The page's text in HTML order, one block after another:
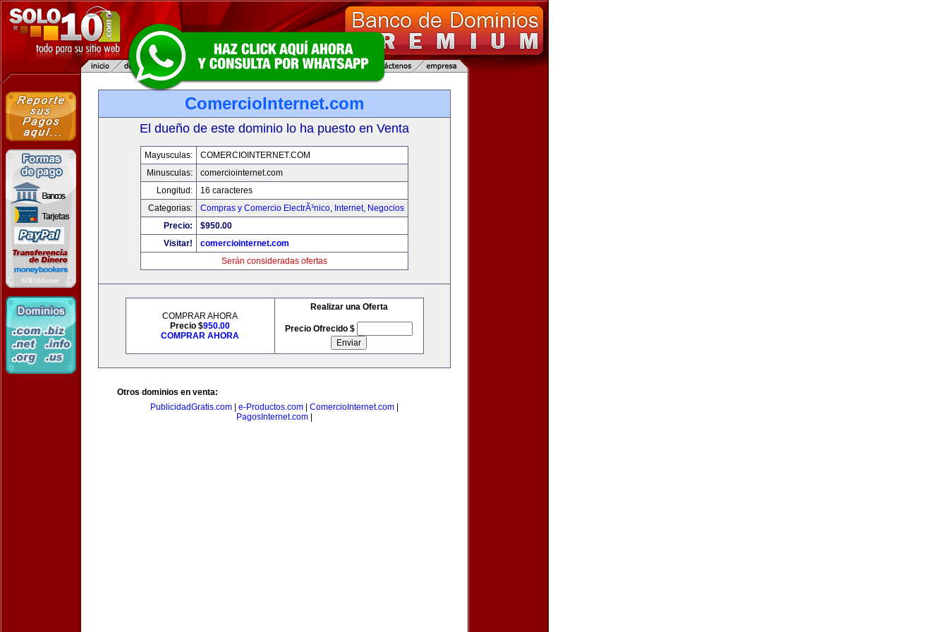
ComercioInternet.com
El dueño de este dominio lo ha puesto en Venta
Mayusculas:
COMERCIOINTERNET.COM
Minusculas:
comerciointernet.com
Longitud:
16 caracteres
Categorias:
Compras y Comercio ElectrÃ³nico, Internet, Negocios
Precio:
$950.00
Visitar!
comerciointernet.com
Serán consideradas ofertas
COMPRAR AHORA
Precio $950.00
COMPRAR AHORA
Realizar una Oferta
Precio Ofrecido $
Otros dominios en venta:
PublicidadGratis.com
e-Productos.com ComercioInternet.com
PagosInternet.com